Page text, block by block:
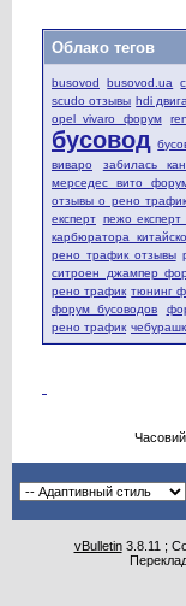
Облако тегов
busovod busovod.ua
scudo отзывы hdi
opel vivaro форум
бусовод
виваро
забилась
мерседес вито
отзывы о рено трафик
експерт пежо
карбюратора
рено трафик отзывы
ситроен джампер
рено трафик тюнинг
форум бусоводов
рено трафик
vBulletin3.8.11 ;